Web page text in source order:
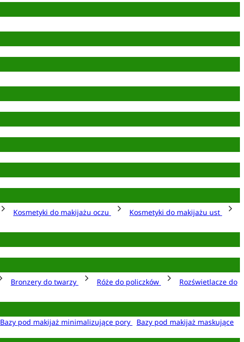
Kosmetyki do makijażu oczu
Kosmetyki do makijażu ust
Bronzery do twarzy Róże do policzków
Rozświetlacze do
Bazy pod makijaż minimalizujące pory
Bazy pod makijaż maskujące